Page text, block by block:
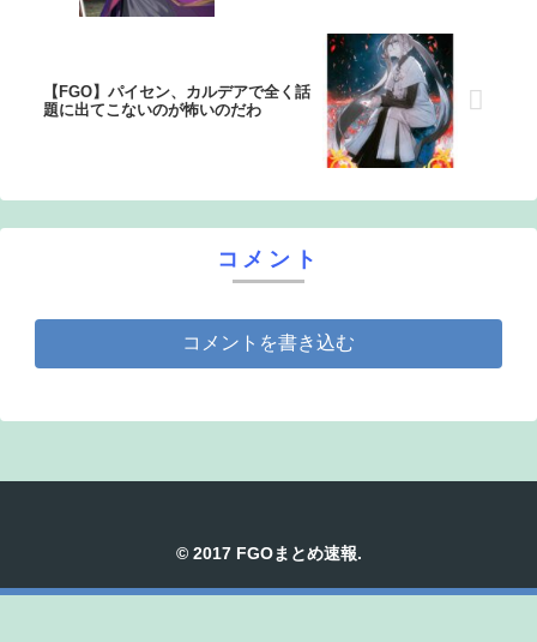
【FGO】パイセン、カルデアで全く話
題に出てこないのが怖いのだわ
コメント
コメントを書き込む
© 2017 FGOまとめ速報.